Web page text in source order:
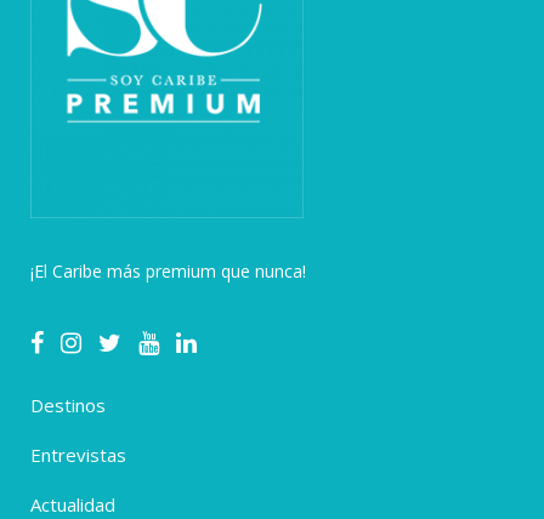
¡El Caribe más premium que nunca!
Destinos
Entrevistas
Actualidad